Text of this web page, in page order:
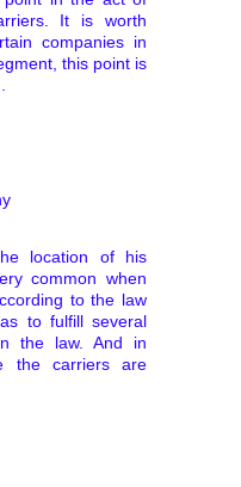
It is worth
companies in
this point is
location of his
common when
to the law
to fulfill several
the law. And in
the carriers are